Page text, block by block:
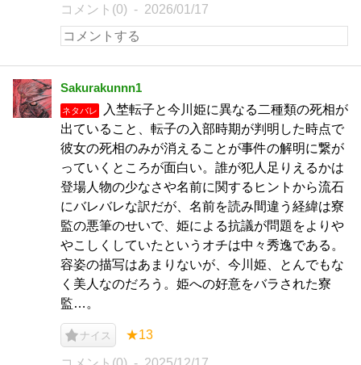
コメント(0) 2026/01/17
Sakurakunnn1
ネタバレ
入埜転子と今川姫に異なる二種類の死相が
出ていること、転子の入部時期が判明した時点で
彼女の死相のみが消えることが事件の解明に繋が
っていくところが面白い。誰が犯人足りえるかは
登場人物の少なさや名前に関するヒントから流石
にバレバレな訳だが、名前を読み間違う経緯は寮
監の悪筆のせいで、姫による抗議が問題をよりや
やこしくしていたというオチは中々秀逸である。
容姿の描写はあまりないが、今川姫、とんでもな
く美人なのだろう。姫への好意をバラされた寮
監…。
ナイス ★13